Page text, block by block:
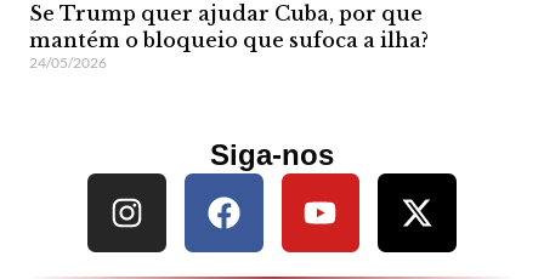
Se Trump quer ajudar Cuba, por que
mantém o bloqueio que sufoca a ilha?
24/05/2026
Siga-nos